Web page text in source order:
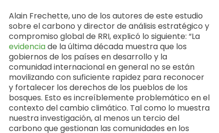
Alain Frechette, uno de los autores de este estudio
sobre el carbono y director de análisis estratégico y
compromiso global de RRI, explicó lo siguiente: “La
evidenciade la última década muestra que los
gobiernos de los países en desarrollo y la
comunidad internacional en general no se están
movilizando con suficiente rapidez para reconocer
y fortalecer los derechos de los pueblos de los
bosques. Esto es increíblemente problemático en el
contexto del cambio climático. Tal como lo muestra
nuestra investigación, al menos un tercio del
carbono que gestionan las comunidades en los